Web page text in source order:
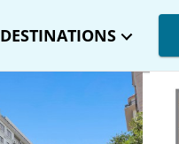
DESTINATIONS